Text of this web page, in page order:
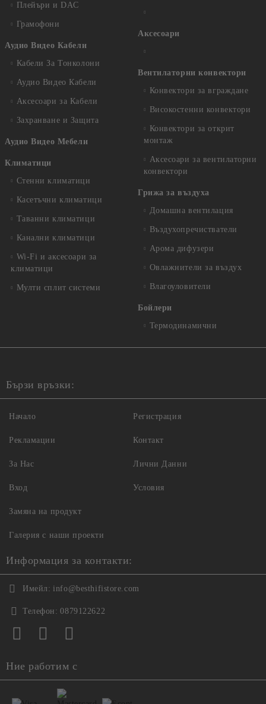
Плейъри и DAC
Грамофони
Аудио Видео Кабели
Кабели За Тонколони
Аудио Видео Кабели
Аксесоари за Кабели
Захранване и Защита
Аудио Видео Мебели
Климатици
Стенни климатици
Касетъчни климатици
Таванни климатици
Канални климатици
Wi-Fi и аксесоари за
климатици
Мулти сплит системи
Аксесоари
Вентилаторни конвектори
Конвектори за вграждане
Високостенни конвектори
Конвектори за открит
монтаж
Аксесоари за вентилаторни
конвектори
Грижа за въздуха
Домашна вентилация
Въздухопречистватели
Арома дифузери
Овлажнители за въздух
Влагоуловители
Бойлери
Термодинамични
Бързи връзки:
Начало
Рекламации
За Нас
Вход
Регистрация
Контакт
Лични Данни
Условия
Замяна на продукт
Галерия с наши проекти
Информация за контакти:
Имейл: info@besthifistore.com
Телефон: 0879122622
Ние работим с